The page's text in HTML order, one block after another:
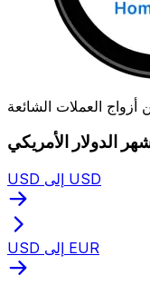
USD إلى USD
USD إلى EUR